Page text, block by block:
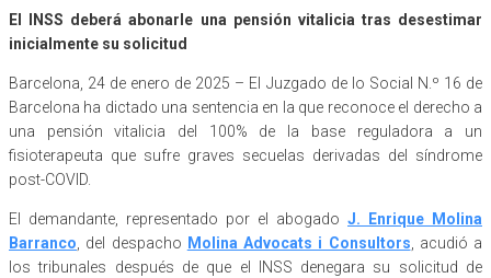
El INSS deberá abonarle una pensión vitalicia tras desestimar
inicialmente su solicitud
Barcelona, 24 de enero de 2025 – El Juzgado de lo Social N.º 16 de
Barcelona ha dictado una sentencia en la que reconoce el derecho a
una pensión vitalicia del 100% de la base reguladora a un
fisioterapeuta que sufre graves secuelas derivadas del síndrome
post-COVID.
El demandante, representado por el abogado J. Enrique Molina
Barranco, del despacho Molina Advocats i Consultors, acudió a
los tribunales después de que el INSS denegara su solicitud de